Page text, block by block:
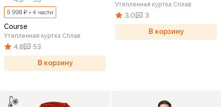
5 998 ₽ × 4 части
Course
Утепленная куртка Сплав
4,8 53
В корзину
Утепленная куртка Сплав
3,0 3
В корзину